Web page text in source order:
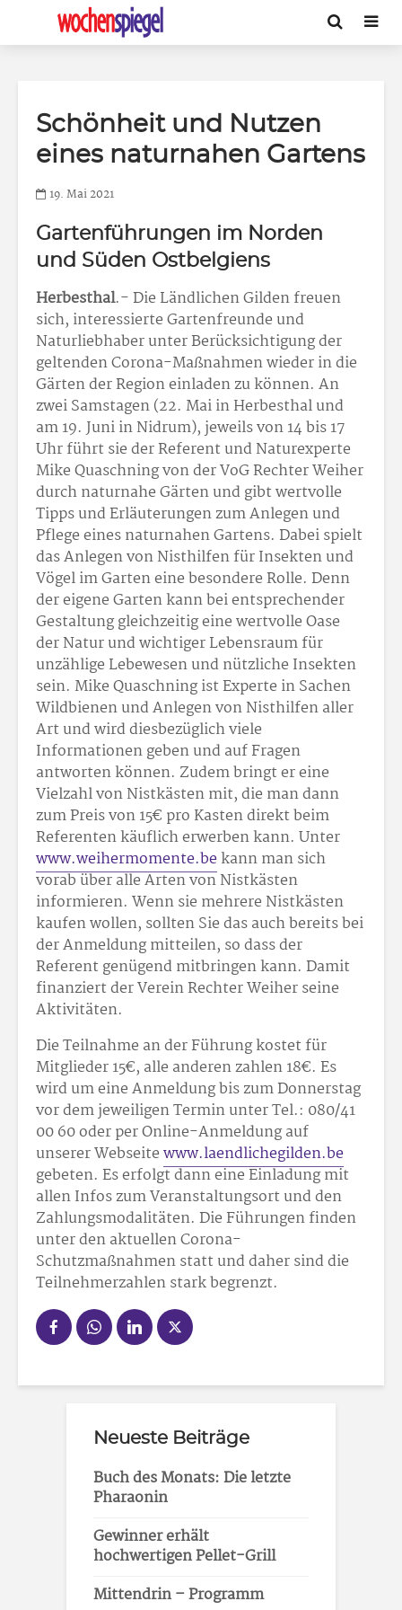
Schönheit und Nutzen
eines naturnahen Gartens
19. Mai 2021
Gartenführungen im Norden
und Süden Ostbelgiens
Herbesthal.- Die Ländlichen Gilden freuen
sich, interessierte Gartenfreunde und
Naturliebhaber unter Berücksichtigung der
geltenden Corona-Maßnahmen wieder in die
Gärten der Region einladen zu können. An
zwei Samstagen (22. Mai in Herbesthal und
am 19. Juni in Nidrum), jeweils von 14 bis 17
Uhr führt sie der Referent und Naturexperte
Mike Quaschning von der VoG Rechter Weiher
durch naturnahe Gärten und gibt wertvolle
Tipps und Erläuterungen zum Anlegen und
Pflege eines naturnahen Gartens. Dabei spielt
das Anlegen von Nisthilfen für Insekten und
Vögel im Garten eine besondere Rolle. Denn
der eigene Garten kann bei entsprechender
Gestaltung gleichzeitig eine wertvolle Oase
der Natur und wichtiger Lebensraum für
unzählige Lebewesen und nützliche Insekten
sein. Mike Quaschning ist Experte in Sachen
Wildbienen und Anlegen von Nisthilfen aller
Art und wird diesbezüglich viele
Informationen geben und auf Fragen
antworten können. Zudem bringt er eine
Vielzahl von Nistkästen mit, die man dann
zum Preis von 15€ pro Kasten direkt beim
Referenten käuflich erwerben kann. Unter
www.weihermomente.bekann man sich
vorab über alle Arten von Nistkästen
informieren. Wenn sie mehrere Nistkästen
kaufen wollen, sollten Sie das auch bereits bei
der Anmeldung mitteilen, so dass der
Referent genügend mitbringen kann. Damit
finanziert der Verein Rechter Weiher seine
Aktivitäten.
Die Teilnahme an der Führung kostet für
Mitglieder 15€, alle anderen zahlen 18€. Es
wird um eine Anmeldung bis zum Donnerstag
vor dem jeweiligen Termin unter Tel.: 080/41
00 60 oder per Online-Anmeldung auf
unserer Webseitewww.laendlichegilden.be
gebeten. Es erfolgt dann eine Einladung mit
allen Infos zum Veranstaltungsort und den
Zahlungsmodalitäten. Die Führungen finden
unter den aktuellen Corona-
Schutzmaßnahmen statt und daher sind die
Teilnehmerzahlen stark begrenzt.
Neueste Beiträge
Buch des Monats: Die letzte
Pharaonin
Gewinner erhält
hochwertigen Pellet-Grill
Mittendrin – Programm